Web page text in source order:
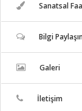
Sanatsal
Bilgi
Galeri
İletişim